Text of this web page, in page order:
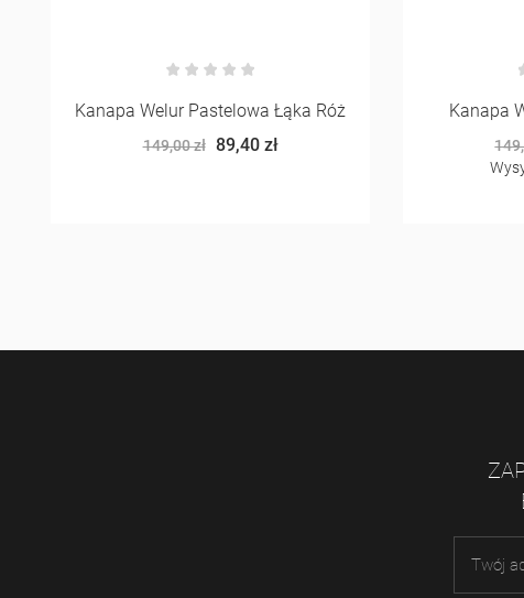
Kanapa Welur Pastelowa Łąka Róż
149,00 zł 89,40 zł
Kanapa